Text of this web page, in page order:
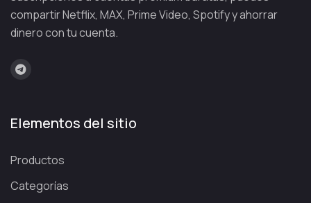
compartir Netflix, MAX, Prime Video, Spotify y ahorrar
dinero con tu cuenta.
Elementos del sitio
Productos
Categorías